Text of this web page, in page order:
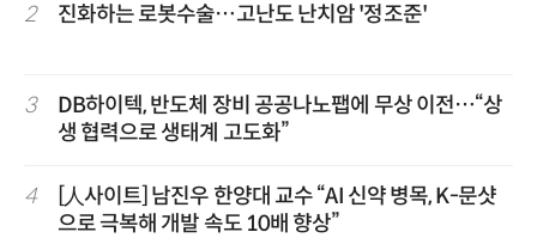
2 진화하는 로봇수술…고난도 난치암 '정조준'
3
DB하이텍, 반도체 장비 공공나노팹에 무상 이전…“상
생 협력으로 생태계 고도화”
4
[人사이트] 남진우 한양대 교수 “AI 신약 병목, K-문샷
으로 극복해 개발 속도 10배 향상”